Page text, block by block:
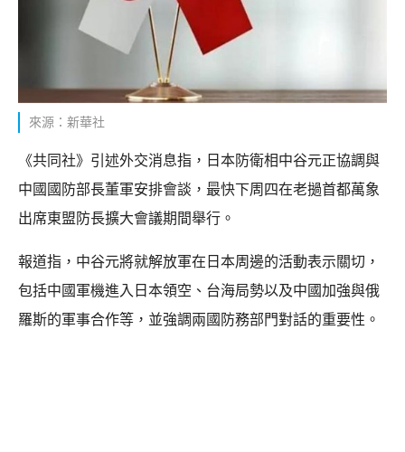
來源：新華社
《共同社》引述外交消息指，日本防衛相中谷元正協調與
中國國防部長董軍安排會談，最快下周四在老撾首都萬象
出席東盟防長擴大會議期間舉行。
報道指，中谷元將就解放軍在日本周邊的活動表示關切，
包括中國軍機進入日本領空、台海局勢以及中國加強與俄
羅斯的軍事合作等，並強調兩國防務部門對話的重要性。